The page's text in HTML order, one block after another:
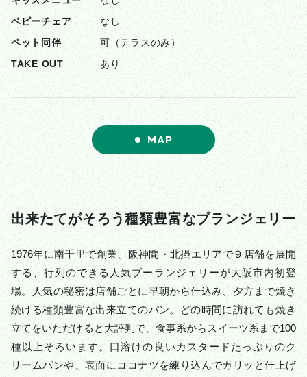
ベビーチェア
なし
ペット同伴
可（テラスのみ）
TAKE OUT
あり
MAP
出来たてがそろう種類豊富なブランジェリー
1976年に南千里で創業、阪神間・北摂エリアで９店舗を展開
する、行列のできる人気ブーランジェリーが大阪市内初登
場。人気の秘密は店舗ごとに早朝から仕込み、夕方まで焼き
続ける種類豊富な出来立てのパン。どの時間に訪れても焼き
立てをいただけると大評判で、食事系からスイーツ系まで100
種以上そろいます。口溶けの良いカスタードたっぷりのク
リームパンや、表面にココナツを練り込んでカリッと仕上げ